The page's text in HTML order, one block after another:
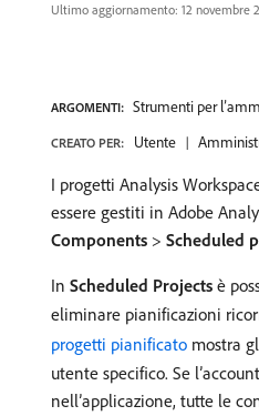
Ultimo aggiornamento: 12 novembre
ARGOMENTI: Strumenti per
CREATO PER: Utente
I progetti Analysis
essere gestiti in Adobe
Components > Scheduled
In Scheduled Projects è
eliminare pianificazioni
progetti pianificato mostra
utente specifico. Se
nell’applicazione, tutte le